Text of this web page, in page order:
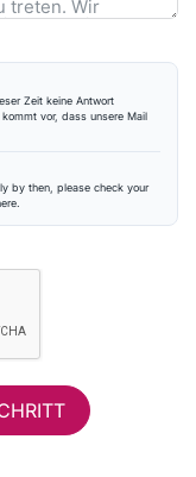
Zeit keine Antwort
vor, dass unsere Mail
by then, please check your